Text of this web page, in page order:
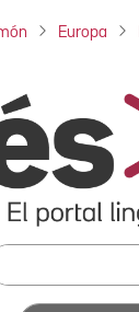
Europa